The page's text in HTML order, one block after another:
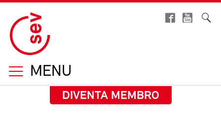
MENU
DIVENTA MEMBRO